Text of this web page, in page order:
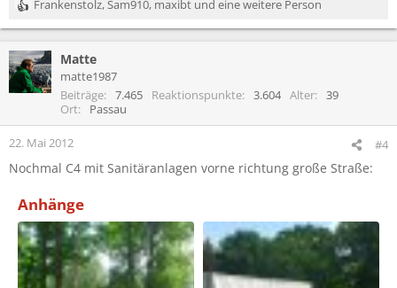
R
e
k
t
i
n
e
:
Frankenstolz,Sam910, maxibt und eine weitere Person
Matte
matte1987
Beiträge
7.465 Reaktionspunkte 3.604 Alter
39
Ort
Passau
22. Mai 2012 #4
Nochmal C4 mit Sanitäranlagen vorne richtung große Straße:
Anhänge